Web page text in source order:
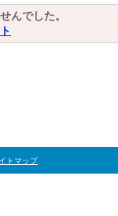
んでした。
トマップ